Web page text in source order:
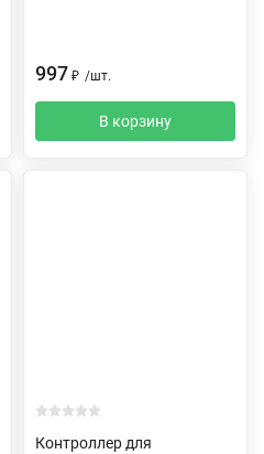
997 ₽ /шт.
В корзину
Контроллер для